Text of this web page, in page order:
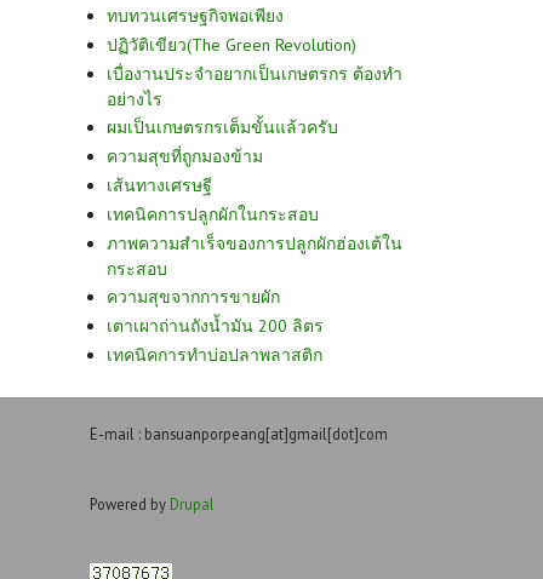
ทบทวนเศรษฐกิจพอเพียง
ปฏิวัติเขียว(The Green Revolution)
เบื่องานประจำอยากเป็นเกษตรกร ต้องทำ
อย่างไร
ผมเป็นเกษตรกรเต็มขั้นแล้วครับ
ความสุขที่ถูกมองข้าม
เส้นทางเศรษฐี
เทคนิคการปลูกผักในกระสอบ
ภาพความสำเร็จของการปลูกผักฮ่องเต้ใน
กระสอบ
ความสุขจากการขายผัก
เตาเผาถ่านถังน้ำมัน 200 ลิตร
เทคนิคการทำบ่อปลาพลาสติก
E-mail : bansuanporpeang[at]gmail[dot]com
Powered by Drupal